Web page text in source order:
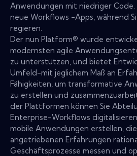
Anwendungen mit niedriger Code.
neue Workflows -Apps, während
regieren.
Der nun Platform® wurde
modernsten agile
zu unterstützen, und bietet
Umfeld-mit jeglichem Maß an
Fähigkeiten, um transformative
zu erstellen und
der Plattformen können Sie
Enterprise-Workflows
mobile Anwendungen erstellen,
angetriebenen Erfahrungen
Geschäftsprozesse messen und